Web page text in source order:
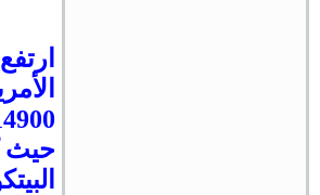
14900 دولارًا مقترباً من مستويات 15 ألف دولار ، وهو أعلى مستوى